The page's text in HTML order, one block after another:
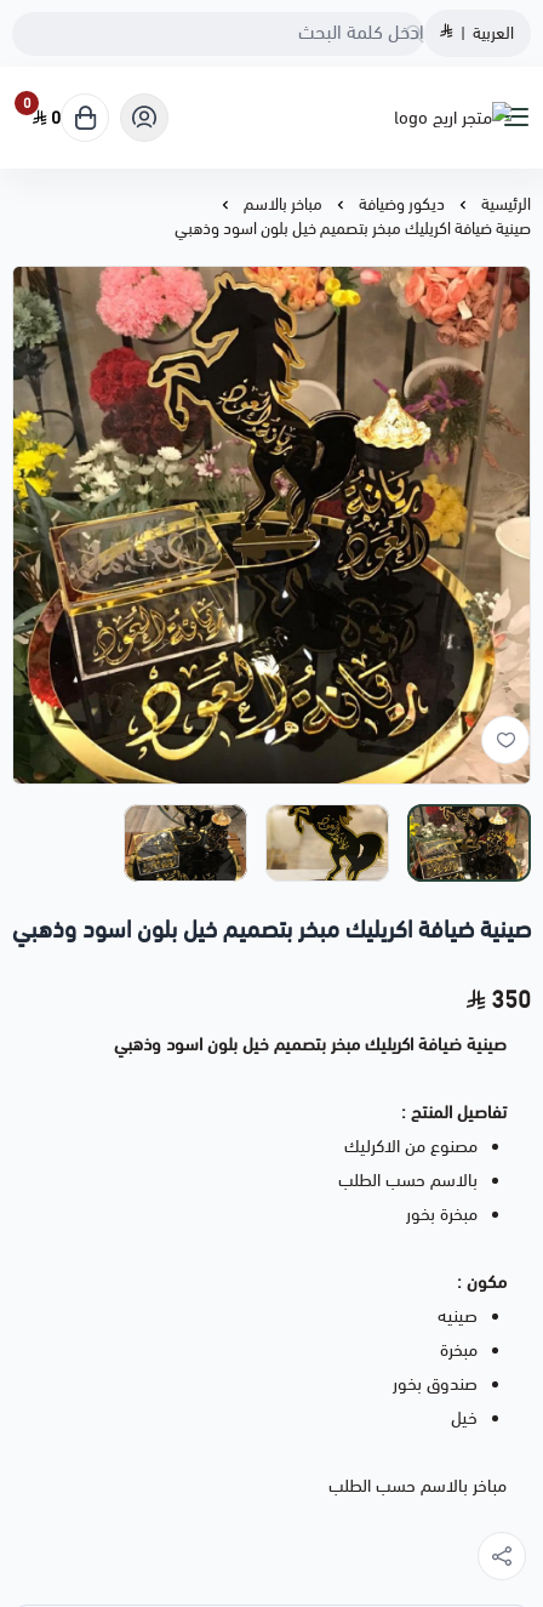
العربية |
متجر اريج
0
0
الرئيسية ديكور وضيافة
مباخر بالاسم
صينية ضيافة اكريليك مبخر بتصميم خيل بلون اسود وذهبي
صينية ضيافة اكريليك مبخر بتصميم خيل بلون اسود وذهبي
350
صينية ضيافة اكريليك مبخر بتصميم خيل بلون اسود وذهبي
تفاصيل المنتج :
مصنوع من الاكرليك
بالاسم حسب الطلب
مبخرة بخور
مكون :
صينيه
مبخرة
صندوق بخور
خيل
مباخر بالاسم حسب الطلب